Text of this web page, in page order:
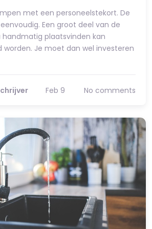
met een personeelstekort. De
Een groot deel van de
handmatig plaatsvinden kan
Je moet dan wel investeren
Feb 9 No comments